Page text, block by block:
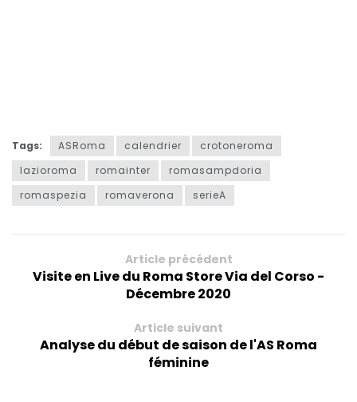
Tags: ASRoma calendrier
crotoneroma
lazioroma
romainter
romasampdoria
romaspezia
romaverona serieA
Article précédent
Visite en Live du Roma Store Via del Corso -
Décembre 2020
Article suivant
Analyse du début de saison de l'AS Roma
féminine